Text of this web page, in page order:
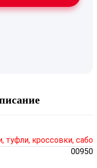
туфли, кроссовки, сабо
00950